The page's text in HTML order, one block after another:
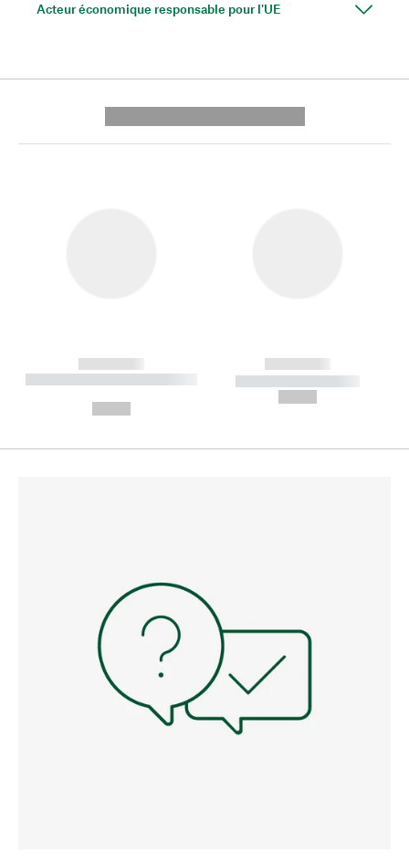
Acteur économique responsable pour l'UE
------------
----------- ----------- --------
------------
----------- -----------